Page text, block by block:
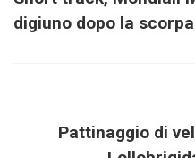
digiuno dopo la
Pattinaggio di